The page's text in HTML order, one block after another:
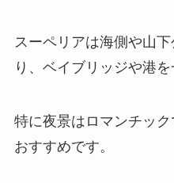
スーペリアは海側や山
り、ベイブリッジや港を
特に夜景はロマンチッ
おすすめです。